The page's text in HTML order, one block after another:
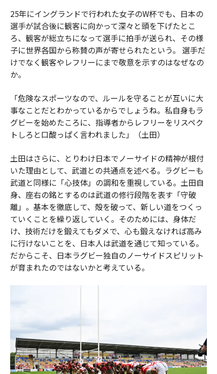
25年にイングランドで行われた女子のW杯でも、日本の
選手が試合後に観客に向かって深々と頭を下げたとこ
ろ、観客が総立ちになって選手に拍手が送られ、その様
子に世界各国から称賛の声が寄せられたという。 選手だ
けでなく観客やレフリーにまで敬意を示すのはなぜなの
か。
「危険なスポーツなので、ルールを守ることが互いに大
事なことだとわかっているからでしょうね。私自身もラ
グビーを始めたころに、指導者からレフリーをリスペク
トしろと口酸っぱく言われました」（土田）
土田はさらに、とりわけ日本でノーサイドの精神が根付
いた理由として、武道との共通点を述べる。ラグビーも
武道と同様に「心技体」の調和を重視している。土田自
身、座右の銘とするのは武道の修行段階を表す「守破
離」。基本を徹底して、殻を破って、新しい道をつくっ
ていくことを繰り返していく。そのためには、身体だ
け、技術だけを鍛えてもダメで、心も鍛えなければ高み
に行けないことを、日本人は武道を通じて知っている。
だからこそ、日本ラグビー独自のノーサイドスピリット
が育まれたのではないかと考えている。